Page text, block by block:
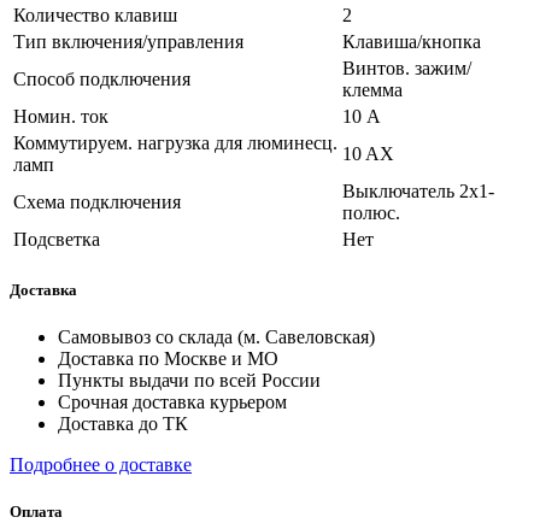
Количество клавиш
2
Тип включения/управления
Клавиша/кнопка
Способ подключения
Винтов. зажим/
клемма
Номин. ток
10 А
Коммутируем. нагрузка для люминесц.
ламп
10 AX
Схема подключения
Выключатель 2х1-
полюс.
Подсветка
Нет
Доставка
Самовывоз со склада (м. Савеловская)
Доставка по Москве и МО
Пункты выдачи по всей России
Срочная доставка курьером
Доставка до ТК
Подробнее о доставке
Оплата